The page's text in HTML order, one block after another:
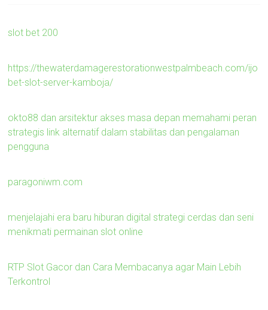
slot bet 200
https://thewaterdamagerestorationwestpalmbeach.com/ijo
bet-slot-server-kamboja/
okto88 dan arsitektur akses masa depan memahami peran
strategis link alternatif dalam stabilitas dan pengalaman
pengguna
paragoniwm.com
menjelajahi era baru hiburan digital strategi cerdas dan seni
menikmati permainan slot online
RTP Slot Gacor dan Cara Membacanya agar Main Lebih
Terkontrol